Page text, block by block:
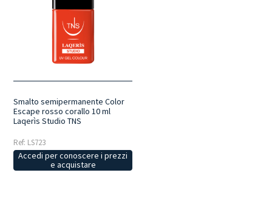
Smalto semipermanente Color
Escape rosso corallo 10 ml
Laqerìs Studio TNS
Ref: LS723
Accedi per conoscere i prezzi
e acquistare